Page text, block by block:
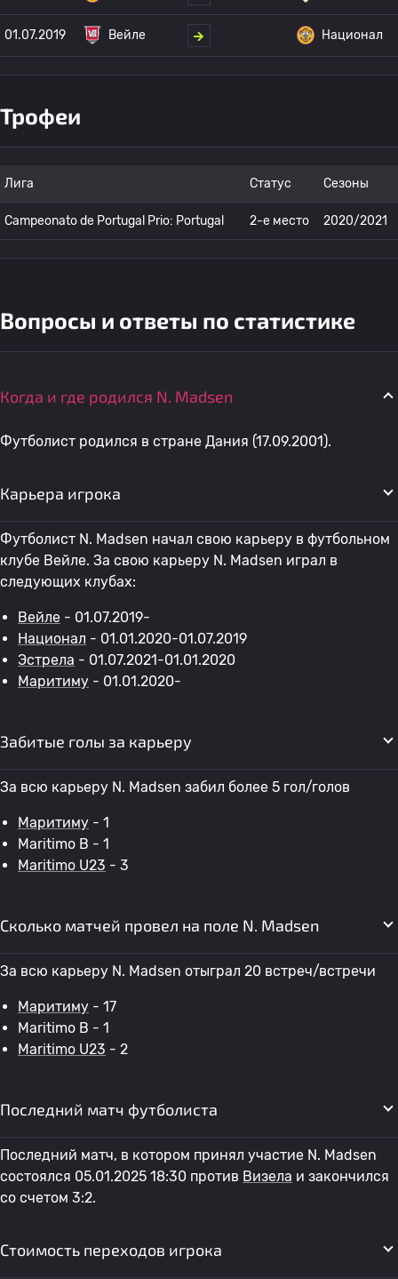
01.07.2019 Вейле Национал
Трофеи
Лига Статус Сезоны
Campeonato de Portugal Prio: Portugal 2-е место 2020/2021
Вопросы и ответы по статистике
Когда и где родился N. Madsen
Футболист родился в стране Дания (17.09.2001).
Карьера игрока
Футболист N. Madsen начал свою карьеру в футбольном
клубе Вейле. За свою карьеру N. Madsen играл в
следующих клубах:
Вейле - 01.07.2019-
Национал - 01.01.2020-01.07.2019
Эстрела - 01.07.2021-01.01.2020
Маритиму - 01.01.2020-
Забитые голы за карьеру
За всю карьеру N. Madsen забил более 5 гол/голов
Маритиму - 1
Maritimo B - 1
Maritimo U23 - 3
Сколько матчей провел на поле N. Madsen
За всю карьеру N. Madsen отыграл 20 встреч/встречи
Маритиму - 17
Maritimo B - 1
Maritimo U23 - 2
Последний матч футболиста
Последний матч, в котором принял участие N. Madsen
состоялся 05.01.2025 18:30 против Визела и закончился
со счетом 3:2.
Стоимость переходов игрока